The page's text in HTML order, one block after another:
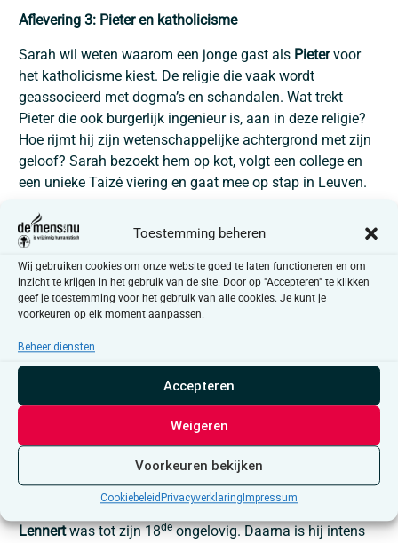
Toestemming beheren
Wij gebruiken cookies om onze website goed te laten functioneren en om
inzicht te krijgen in het gebruik van de site. Door op "Accepteren" te klikken
geef je toestemming voor het gebruik van alle cookies. Je kunt je
voorkeuren op elk moment aanpassen.
Beheer diensten
Accepteren
Weigeren
Voorkeuren bekijken
Cookiebeleid Privacyverklaring Impressum
Aflevering 3: Pieter en katholicisme
Sarah wil weten waarom een jonge gast als Pietervoor
het katholicisme kiest. De religie die vaak wordt
geassocieerd met dogma’s en schandalen. Wat trekt
Pieter die ook burgerlijk ingenieur is, aan in deze religie?
Hoe rijmt hij zijn wetenschappelijke achtergrond met zijn
geloof? Sarah bezoekt hem op kot, volgt een college en
een unieke Taizé viering en gaat mee op stap in Leuven.
Aflevering 4: Ansh en sikhisme ​
Ansh
in de nachtwinkel van haar ouders. Hard werken is
belangrijk, want het is een van de 3 pijlers van haar
geloof: Sikhisme, een Indische godsdienst. In België vind
rondleidingen geeft. Ook gaf Ansh haar ouders
toestemming om een partner voor haar te zoeken.
neemt haar mee naar de Sikhtempel waar ze de laatste
guru ontmoet en samen koken ze in “de langar”, de
keuken met gratis maaltijden voor iedereen.
Aflevering 5: Lennert ​ en christelijke orthodoxie
Lennertwas tot zijn 18deongelovig. Daarna is hij intens